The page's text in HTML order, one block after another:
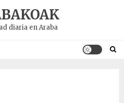
diaria en Araba